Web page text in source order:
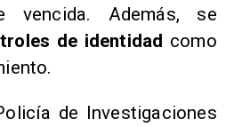
vencida. Además, se
de identidad como
de Investigaciones